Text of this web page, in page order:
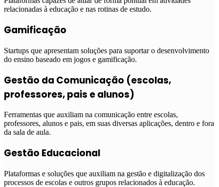
relacionadas à educação e nas rotinas de estudo.
Gamificação
Startups que apresentam soluções para suportar o desenvolvimento
do ensino baseado em jogos e gamificação.
Gestão da Comunicação (escolas,
professores, pais e alunos)
Ferramentas que auxiliam na comunicação entre escolas,
professores, alunos e pais, em suas diversas aplicações, dentro e fora
da sala de aula.
Gestão Educacional
Plataformas e soluções que auxiliam na gestão e digitalização dos
processos de escolas e outros grupos relacionados à educação.